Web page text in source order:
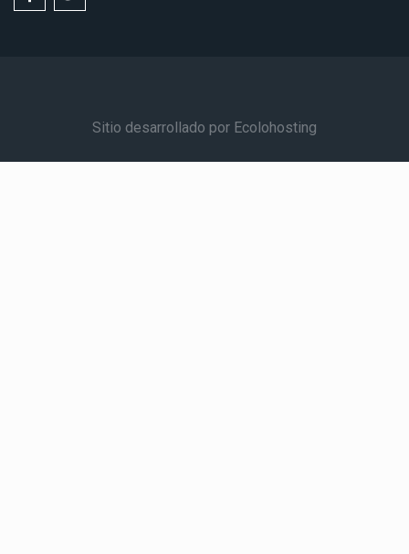
Sitio desarrollado por Ecolohosting